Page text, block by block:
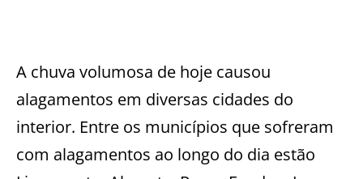
A chuva volumosa de hoje causou
alagamentos em diversas cidades do
interior. Entre os municípios que sofreram
com alagamentos ao longo do dia estão